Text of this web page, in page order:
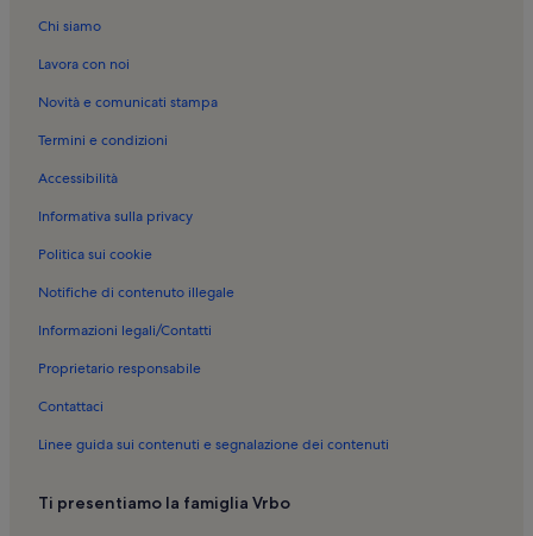
Chi siamo
Lavora con noi
Novità e comunicati stampa
Termini e condizioni
Accessibilità
Informativa sulla privacy
Politica sui cookie
Notifiche di contenuto illegale
Informazioni legali/Contatti
Proprietario responsabile
Contattaci
Linee guida sui contenuti e segnalazione dei contenuti
Ti presentiamo la famiglia Vrbo